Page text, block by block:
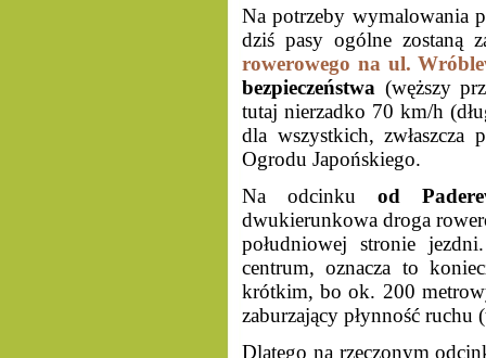
Na potrzeby wymalowania
dziś pasy ogólne zostaną
rowerowego na ul.
bezpieczeństwa (węższy
tutaj nierzadko 70 km/h
dla wszystkich, zwłaszcza
Ogrodu Japońskiego.
Na odcinku od
dwukierunkowa droga
południowej stronie
centrum, oznacza to
krótkim, bo ok. 200
zaburzający płynność
Dlatego na rzeczonym